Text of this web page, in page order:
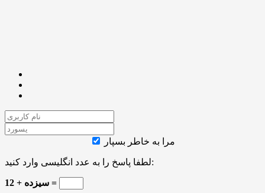
مرا به خاطر بسپار
لطفا پاسخ را به عدد انگلیسی وارد کنید:
12 + سیزده =